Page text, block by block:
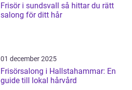
Frisör i sundsvall så hittar du rätt
salong för ditt hår
01 december 2025
Frisörsalong i Hallstahammar: En
guide till lokal hårvård